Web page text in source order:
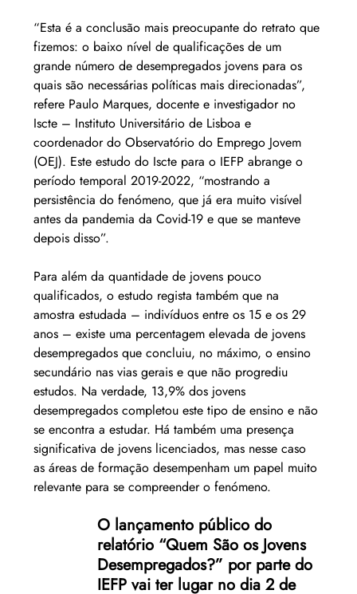
“Esta é a conclusão mais preocupante do retrato que
fizemos: o baixo nível de qualificações de um
grande número de desempregados jovens para os
quais são necessárias políticas mais direcionadas”,
refere Paulo Marques, docente e investigador no
Iscte – Instituto Universitário de Lisboa e
coordenador do Observatório do Emprego Jovem
(OEJ). Este estudo do Iscte para o IEFP abrange o
período temporal 2019-2022, “mostrando a
persistência do fenómeno, que já era muito visível
antes da pandemia da Covid-19 e que se manteve
depois disso”.
Para além da quantidade de jovens pouco
qualificados, o estudo regista também que na
amostra estudada – indivíduos entre os 15 e os 29
anos – existe uma percentagem elevada de jovens
desempregados que concluiu, no máximo, o ensino
secundário nas vias gerais e que não progrediu
estudos. Na verdade, 13,9% dos jovens
desempregados completou este tipo de ensino e não
se encontra a estudar. Há também uma presença
significativa de jovens licenciados, mas nesse caso
as áreas de formação desempenham um papel muito
relevante para se compreender o fenómeno.
O lançamento público do
relatório “Quem São os Jovens
Desempregados?” por parte do
IEFP vai ter lugar no dia 2 de